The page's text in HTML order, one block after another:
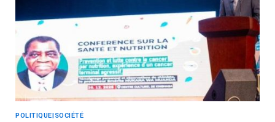
POLITIQUE|SOCIÉTÉ